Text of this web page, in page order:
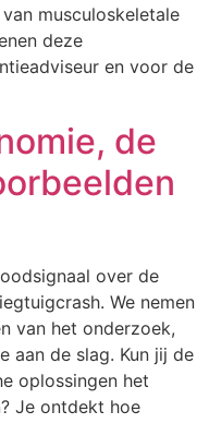
musculoskeletale
deze
en voor de
de
over de
We nemen
van het onderzoek,
aan de slag. Kun jij de
oplossingen het
Je ontdekt hoe